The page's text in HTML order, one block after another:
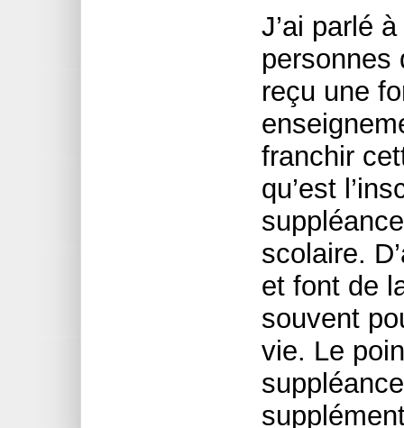
J’ai parlé
personnes
reçu une
franchir
qu’est
scolaire.
et font de
souvent
vie. Le